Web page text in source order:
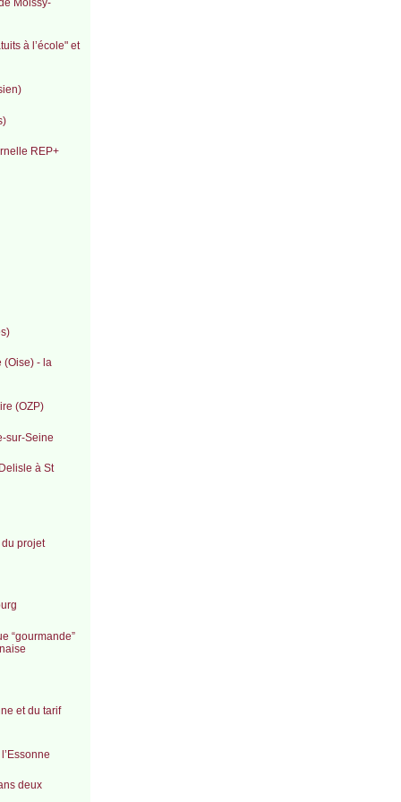
à l’école" et
REP+
(Oise) - la
(OZP)
sur-Seine
à St
projet
“gourmande”
et du tarif
deux